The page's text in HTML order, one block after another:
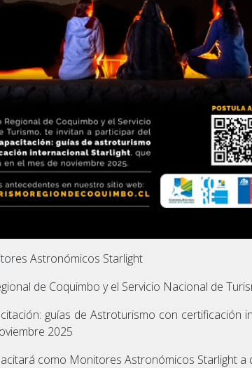
Astronómicos Starlight
de Coquimbo y el Servicio Nacional de
guías de Astroturismo con certificación
2025
como Monitores Astronómicos Starlight a